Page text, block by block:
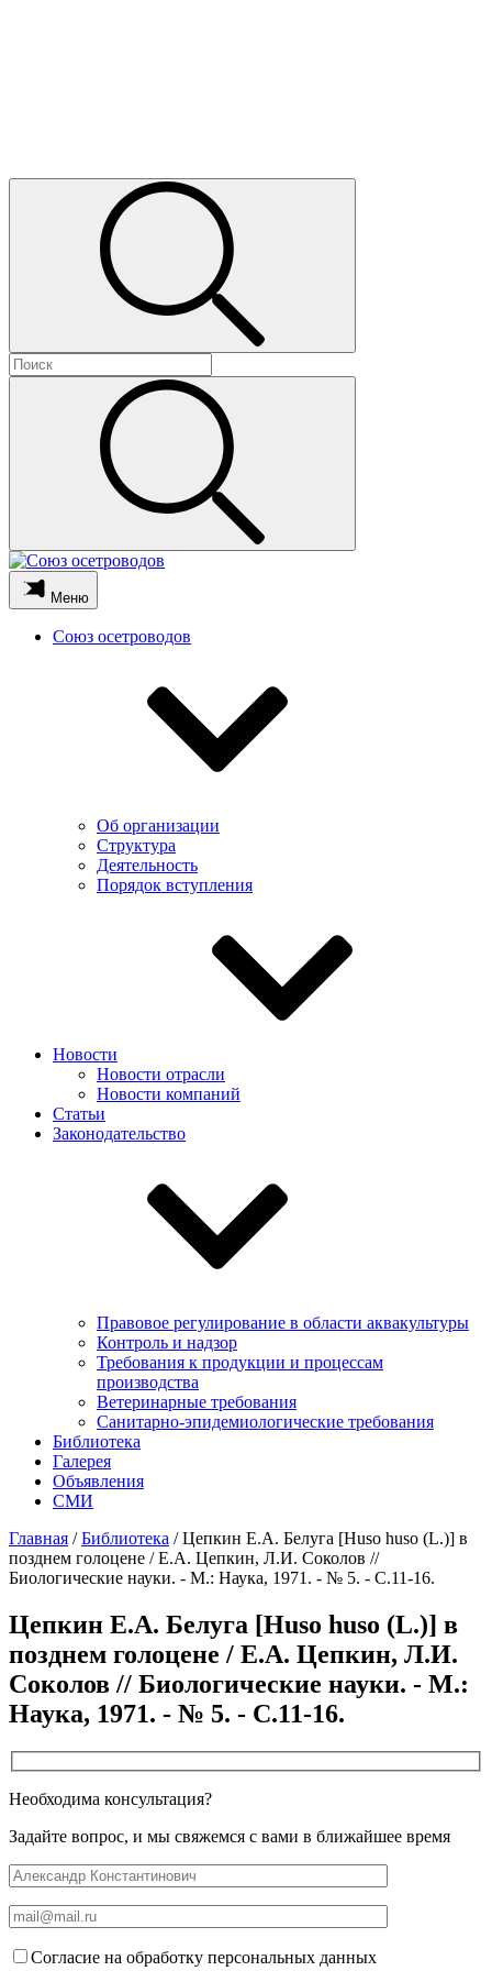
Меню
Союз осетроводов
Об организации
Структура
Деятельность
Порядок вступления
Новости
Новости отрасли
Новости компаний
Статьи
Законодательство
Правовое регулирование в области аквакультуры
Контроль и надзор
Требования к продукции и процессам
производства
Ветеринарные требования
Санитарно-эпидемиологические требования
Библиотека
Галерея
Объявления
СМИ
Главная /Библиотека /Цепкин Е.А. Белуга [Huso huso (L.)] в
позднем голоцене / Е.А. Цепкин, Л.И. Соколов //
Биологические науки. - М.: Наука, 1971. - № 5. - С.11-16.
Цепкин Е.А. Белуга [Huso huso (L.)] в
позднем голоцене / Е.А. Цепкин, Л.И.
Соколов // Биологические науки. - М.:
Наука, 1971. - № 5. - С.11-16.
Необходима консультация?
Задайте вопрос, и мы свяжемся с вами в ближайшее время
Согласие на обработку персональных данных